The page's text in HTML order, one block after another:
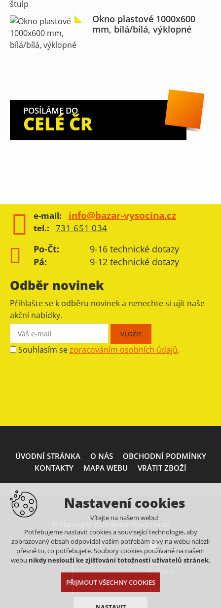
Okno plastové 1000x600
mm, bílá/bílá, výklopné
POSÍLÁME DO
CELÉ ČR
e-mail: info@bazar-vysocina.cz
tel.: 731 651 034
Po-Čt:
9-16 technické dotazy
Pá:
9-12 technické dotazy
Odběr novinek
Přihlašte se k odběru novinek a nenechte si ujít naše
akční nabídky.
Souhlasím sezpracováním osobních údajů.
ÚVODNÍ STRÁNKA O NÁS
OBCHODNÍ PODMÍNKY
KONTAKTY
MAPA WEBU VRÁTIT ZBOŽÍ
© Copyright 2026 Bazar-Vysocina.cz
VYTVOŘENO V XART.CZ
Nastavení cookies
Vítejte na našem webu!
Potřebujeme nastavit cookies a související technologie, aby
zobrazovaný obsah odpovídal vašim potřebám a vy na webu nalezli
přesně to, co potřebujete. Soubory cookies používané na našem
webu nikdy neslouží ke zjišťování totožnosti uživatelů stránek.
PŘIJMOUT VŠECHNY COOKIES